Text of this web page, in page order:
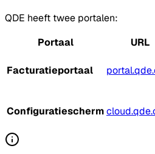
QDE heeft twee portalen:
Portaal
URL
Facturatieportaal
Configuratiescherm